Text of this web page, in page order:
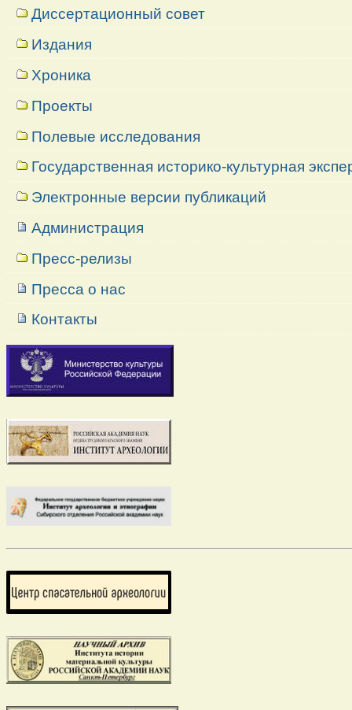
Диссертационный совет
Издания
Хроника
Проекты
Полевые исследования
Государственная историко-культурная
Электронные версии публикаций
Администрация
Пресс-релизы
Пресса о нас
Контакты